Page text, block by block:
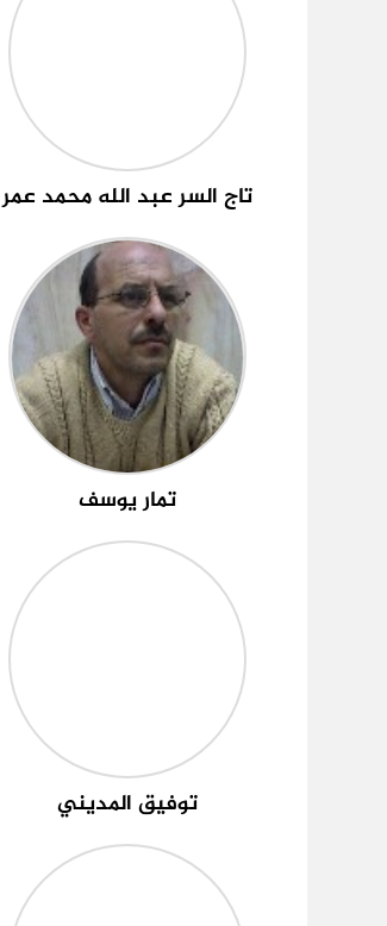
تاج السر عبد الله محمد عمر
تمار يوسف
توفيق المديني